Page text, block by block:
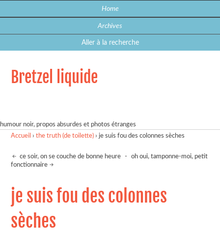
Home
Archives
Aller à la recherche
Bretzel liquide
humour noir, propos absurdes et photos étranges
Accueil ›the truth (de toilette) › je suis fou des colonnes sèches
ce soir, on se couche de bonne heure -
oh oui, tamponne-moi, petit
fonctionnaire
je suis fou des colonnes
sèches